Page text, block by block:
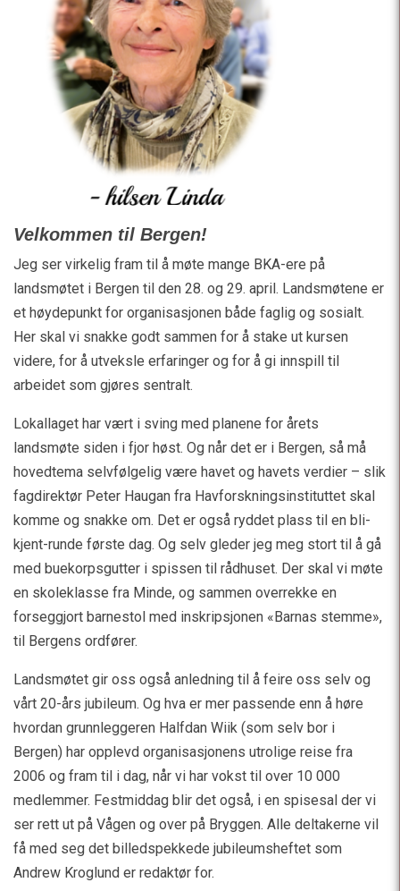
Velkommen til Bergen!
Jeg ser virkelig fram til å møte mange BKA-ere på
landsmøtet i Bergen til den 28. og 29. april. Landsmøtene er
et høydepunkt for organisasjonen både faglig og sosialt.
Her skal vi snakke godt sammen for å stake ut kursen
videre, for å utveksle erfaringer og for å gi innspill til
arbeidet som gjøres sentralt.
Lokallaget har vært i sving med planene for årets
landsmøte siden i fjor høst. Og når det er i Bergen, så må
hovedtema selvfølgelig være havet og havets verdier – slik
fagdirektør Peter Haugan fra Havforskningsinstituttet skal
komme og snakke om. Det er også ryddet plass til en bli-
kjent-runde første dag. Og selv gleder jeg meg stort til å gå
med buekorpsgutter i spissen til rådhuset. Der skal vi møte
en skoleklasse fra Minde, og sammen overrekke en
forseggjort barnestol med inskripsjonen «Barnas stemme»,
til Bergens ordfører.
Landsmøtet gir oss også anledning til å feire oss selv og
vårt 20-års jubileum. Og hva er mer passende enn å høre
hvordan grunnleggeren Halfdan Wiik (som selv bor i
Bergen) har opplevd organisasjonens utrolige reise fra
2006 og fram til i dag, når vi har vokst til over 10 000
medlemmer. Festmiddag blir det også, i en spisesal der vi
ser rett ut på Vågen og over på Bryggen. Alle deltakerne vil
få med seg det billedspekkede jubileumsheftet som
Andrew Kroglund er redaktør for.